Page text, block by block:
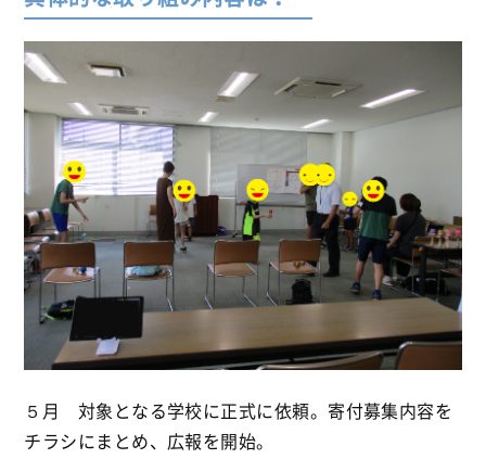
５月 対象となる学校に正式に依頼。寄付募集内容を
チラシにまとめ、広報を開始。